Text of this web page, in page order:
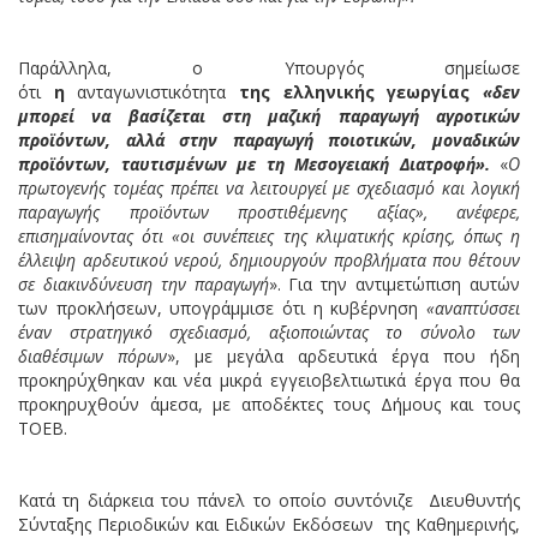
Παράλληλα, ο Υπουργός σημείωσε
ότι ηανταγωνιστικότητα της ελληνικής γεωργίας«δεν
μπορεί να βασίζεται στη μαζική παραγωγή αγροτικών
προϊόντων, αλλά στην παραγωγή ποιοτικών, μοναδικών
προϊόντων, ταυτισμένων με τη Μεσογειακή Διατροφή». «Ο
πρωτογενής τομέας πρέπει να λειτουργεί με σχεδιασμό και λογική
παραγωγής προϊόντων προστιθέμενης αξίας», ανέφερε,
επισημαίνοντας ότι «οι συνέπειες της κλιματικής κρίσης, όπως η
έλλειψη αρδευτικού νερού, δημιουργούν προβλήματα που θέτουν
σε διακινδύνευση την παραγωγή». Για την αντιμετώπιση αυτών
των προκλήσεων, υπογράμμισε ότι η κυβέρνηση «αναπτύσσει
έναν στρατηγικό σχεδιασμό, αξιοποιώντας το σύνολο των
διαθέσιμων πόρων», με μεγάλα αρδευτικά έργα που ήδη
προκηρύχθηκαν και νέα μικρά εγγειοβελτιωτικά έργα που θα
προκηρυχθούν άμεσα, με αποδέκτες τους Δήμους και τους
ΤΟΕΒ.
Κατά τη διάρκεια του πάνελ το οποίο συντόνιζε Διευθυντής
Σύνταξης Περιοδικών και Ειδικών Εκδόσεων της Καθημερινής,